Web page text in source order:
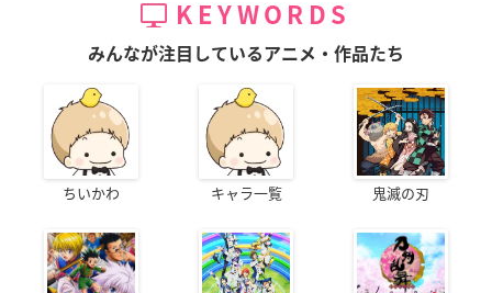
KEYWORDS
みんなが注目しているアニメ・作品たち
ちいかわ キャラ一覧 鬼滅の刃